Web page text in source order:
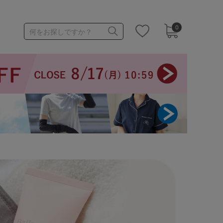
0
何をお探しですか？
1,000～1,999円
3,000～3,999円